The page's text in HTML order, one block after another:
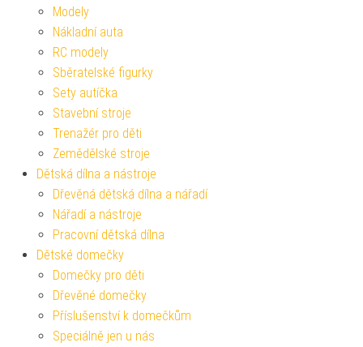
Modely
Nákladní auta
RC modely
Sběratelské figurky
Sety autíčka
Stavební stroje
Trenažér pro děti
Zemědělské stroje
Dětská dílna a nástroje
Dřevěná dětská dílna a nářadí
Nářadí a nástroje
Pracovní dětská dílna
Dětské domečky
Domečky pro děti
Dřevěné domečky
Příslušenství k domečkům
Speciálně jen u nás